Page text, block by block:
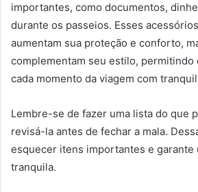
importantes, como documentos,
durante os passeios. Esses
aumentam sua proteção e conforto,
complementam seu estilo, permitindo
cada momento da viagem com
Lembre-se de fazer uma lista do que
revisá-la antes de fechar a mala.
esquecer itens importantes e garante
tranquila.